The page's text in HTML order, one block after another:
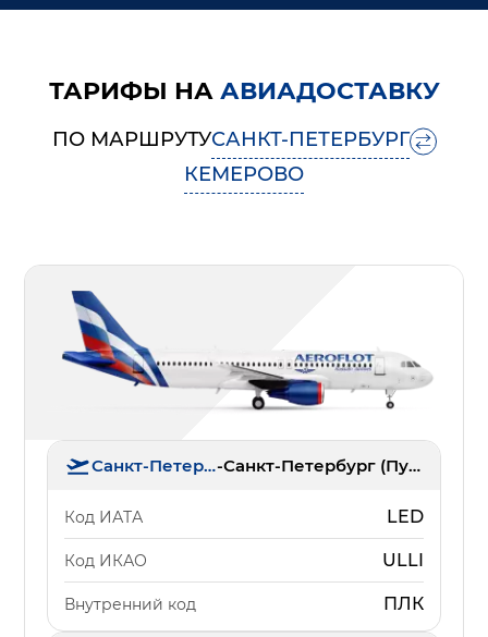
ТАРИФЫ НА АВИАДОСТАВКУ
ПО МАРШРУТУСАНКТ-ПЕТЕРБУРГ
КЕМЕРОВО
Санкт-Петербург- Санкт-Петербург (Пулково)
Код ИАТА LED
Код ИКАО ULLI
Внутренний код ПЛК